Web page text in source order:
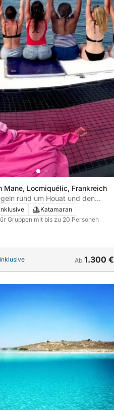
Mane, Locmiquélic, Frankreich
rund um Houat und den
Teignouse Katamaran
Gruppen mit bis zu 20 Personen
Ab 1.300 €